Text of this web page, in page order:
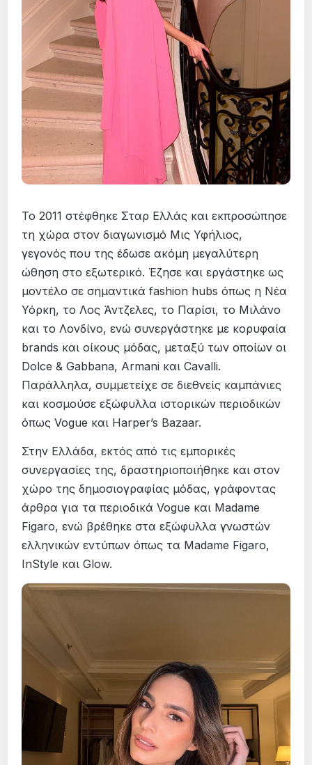
Το 2011 στέφθηκε Σταρ Ελλάς και εκπροσώπησε
τη χώρα στον διαγωνισμό Μις Υφήλιος,
γεγονός που της έδωσε ακόμη μεγαλύτερη
ώθηση στο εξωτερικό. Έζησε και εργάστηκε ως
μοντέλο σε σημαντικά fashion hubs όπως η Νέα
Υόρκη, το Λος Άντζελες, το Παρίσι, το Μιλάνο
και το Λονδίνο, ενώ συνεργάστηκε με κορυφαία
brands και οίκους μόδας, μεταξύ των οποίων οι
Dolce & Gabbana, Armani και Cavalli.
Παράλληλα, συμμετείχε σε διεθνείς καμπάνιες
και κοσμούσε εξώφυλλα ιστορικών περιοδικών
όπως Vogue και Harper’s Bazaar.
Στην Ελλάδα, εκτός από τις εμπορικές
συνεργασίες της, δραστηριοποιήθηκε και στον
χώρο της δημοσιογραφίας μόδας, γράφοντας
άρθρα για τα περιοδικά Vogue και Madame
Figaro, ενώ βρέθηκε στα εξώφυλλα γνωστών
ελληνικών εντύπων όπως τα Madame Figaro,
InStyle και Glow.